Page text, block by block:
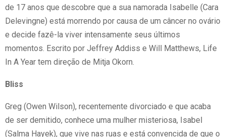
de 17 anos que descobre que a sua namorada Isabelle (Cara
Delevingne) está morrendo por causa de um câncer no ovário
e decide fazê-la viver intensamente seus últimos
momentos. Escrito por Jeffrey Addiss e Will Matthews, Life
In A Year tem direção de Mitja Okorn.
Bliss
Greg (Owen Wilson), recentemente divorciado e que acaba
de ser demitido, conhece uma mulher misteriosa, Isabel
(Salma Hayek), que vive nas ruas e está convencida de que o